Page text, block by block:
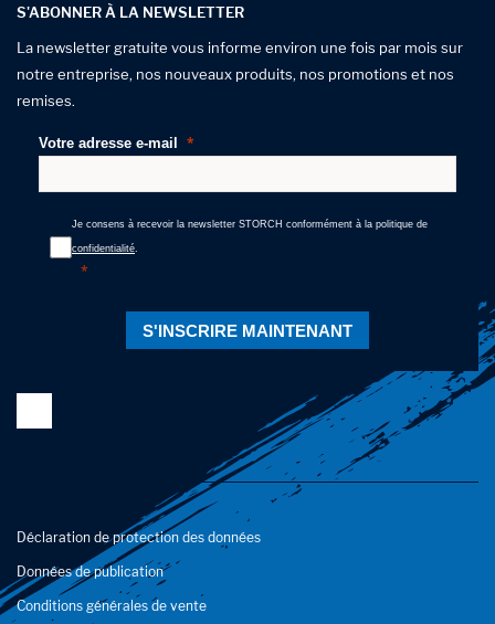
S'ABONNER À LA NEWSLETTER
La newsletter gratuite vous informe environ une fois par mois sur
notre entreprise, nos nouveaux produits, nos promotions et nos
remises.
Votre adresse e-mail
Je consens à recevoir la newsletter STORCH conformément à la politique de
confidentialité.
S'INSCRIRE MAINTENANT
Déclaration de protection des données
Données de publication
Conditions générales de vente